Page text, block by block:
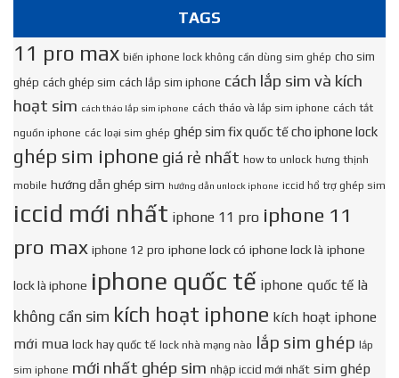
TAGS
11 pro max biến iphone lock không cần dùng sim ghép cho sim
ghép cách ghép sim cách lắp sim iphone cách lắp sim và kích
hoạt sim cách tháo lắp sim iphone cách tháo và lắp sim iphone cách tắt
nguồn iphone các loại sim ghép ghép sim fix quốc tế cho iphone lock
ghép sim iphone giá rẻ nhất how to unlock hưng thịnh
mobile hướng dẫn ghép sim hướng dẫn unlock iphone iccid hổ trợ ghép sim
iccid mới nhất iphone 11 pro iphone 11
pro max iphone 12 pro iphone lock có iphone lock là iphone
lock là iphone iphone quốc tế iphone quốc tế là
không cần sim kích hoạt iphone kích hoạt iphone
mới mua lock hay quốc tế lock nhà mạng nào lắp sim ghép lắp
sim iphone mới nhất ghép sim nhập iccid mới nhất sim ghép